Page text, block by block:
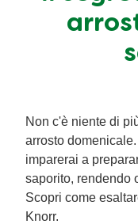
Ricette a base di
Consigli del
Insaporitori
Non c'è niente di
arrosto
imparerai a
saporito, rendendo
Scopri come
Knorr.